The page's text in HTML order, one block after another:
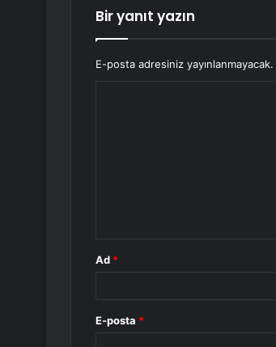
Bir yanıt yazın
E-posta adresiniz yayınlanmayacak.
Ad *
E-posta *